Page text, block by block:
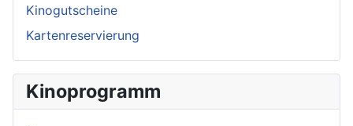
Kinogutscheine
Kartenreservierung
Kinoprogramm